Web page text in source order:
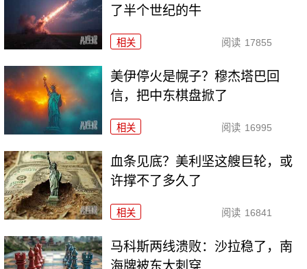
了半个世纪的牛
相关 阅读 17855
美伊停火是幌子？穆杰塔巴回
信，把中东棋盘掀了
相关 阅读 16995
血条见底？美利坚这艘巨轮，或
许撑不了多久了
相关 阅读 16841
马科斯两线溃败：沙拉稳了，南
海牌被东大刺穿